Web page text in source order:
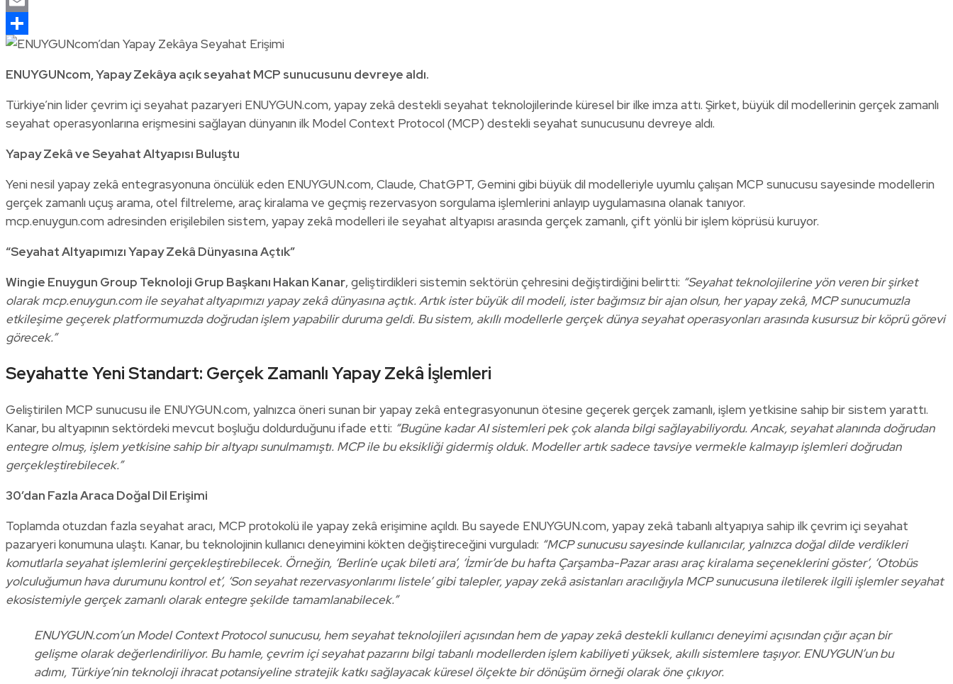
Email
Share
ENUYGUNcom,Yapay Zekâya açık seyahat MCP sunucusunu devreye aldı.
Türkiye’nin lider çevrim içi seyahat pazaryeri ENUYGUN.com, yapay zekâ destekli seyahat teknolojilerinde küresel bir ilke imza attı. Şirket, büyük dil modellerinin gerçek zamanlı
seyahat operasyonlarına erişmesini sağlayan dünyanın ilk Model Context Protocol (MCP) destekli seyahat sunucusunu devreye aldı.
Yapay Zekâ ve Seyahat Altyapısı Buluştu
Yeni nesil yapay zekâ entegrasyonuna öncülük eden ENUYGUN.com, Claude, ChatGPT, Gemini gibi büyük dil modelleriyle uyumlu çalışan MCP sunucusu sayesinde modellerin
gerçek zamanlı uçuş arama, otel filtreleme, araç kiralama ve geçmiş rezervasyon sorgulama işlemlerini anlayıp uygulamasına olanak tanıyor.
mcp.enuygun.com adresinden erişilebilen sistem, yapay zekâ modelleri ile seyahat altyapısı arasında gerçek zamanlı, çift yönlü bir işlem köprüsü kuruyor.
“Seyahat Altyapımızı Yapay Zekâ Dünyasına Açtık”
Wingie Enuygun Group Teknoloji Grup Başkanı Hakan Kanar, geliştirdikleri sistemin sektörün çehresini değiştirdiğini belirtti: “Seyahat teknolojilerine yön veren bir şirket
olarak mcp.enuygun.com ile seyahat altyapımızı yapay zekâ dünyasına açtık. Artık ister büyük dil modeli, ister bağımsız bir ajan olsun, her yapay zekâ, MCP sunucumuzla
etkileşime geçerek platformumuzda doğrudan işlem yapabilir duruma geldi. Bu sistem, akıllı modellerle gerçek dünya seyahat operasyonları arasında kusursuz bir köprü görevi
görecek.”
Seyahatte Yeni Standart: Gerçek Zamanlı Yapay Zekâ İşlemleri
Geliştirilen MCP sunucusu ile ENUYGUN.com, yalnızca öneri sunan bir yapay zekâ entegrasyonunun ötesine geçerek gerçek zamanlı, işlem yetkisine sahip bir sistem yarattı.
Kanar, bu altyapının sektördeki mevcut boşluğu doldurduğunu ifade etti: “Bugüne kadar AI sistemleri pek çok alanda bilgi sağlayabiliyordu. Ancak, seyahat alanında doğrudan
entegre olmuş, işlem yetkisine sahip bir altyapı sunulmamıştı. MCP ile bu eksikliği gidermiş olduk. Modeller artık sadece tavsiye vermekle kalmayıp işlemleri doğrudan
gerçekleştirebilecek.”
30’dan Fazla Araca Doğal Dil Erişimi
Toplamda otuzdan fazla seyahat aracı, MCP protokolü ile yapay zekâ erişimine açıldı. Bu sayede ENUYGUN.com, yapay zekâ tabanlı altyapıya sahip ilk çevrim içi seyahat
pazaryeri konumuna ulaştı. Kanar, bu teknolojinin kullanıcı deneyimini kökten değiştireceğini vurguladı: “MCP sunucusu sayesinde kullanıcılar, yalnızca doğal dilde verdikleri
komutlarla seyahat işlemlerini gerçekleştirebilecek. Örneğin, ‘Berlin’e uçak bileti ara’, ‘İzmir’de bu hafta Çarşamba-Pazar arası araç kiralama seçeneklerini göster’, ‘Otobüs
yolculuğumun hava durumunu kontrol et’, ‘Son seyahat rezervasyonlarımı listele’ gibi talepler, yapay zekâ asistanları aracılığıyla MCP sunucusuna iletilerek ilgili işlemler seyahat
ekosistemiyle gerçek zamanlı olarak entegre şekilde tamamlanabilecek.”
ENUYGUN.com’un Model Context Protocol sunucusu, hem seyahat teknolojileri açısından hem de yapay zekâ destekli kullanıcı deneyimi açısından çığır açan bir
gelişme olarak değerlendiriliyor. Bu hamle, çevrim içi seyahat pazarını bilgi tabanlı modellerden işlem kabiliyeti yüksek, akıllı sistemlere taşıyor. ENUYGUN’un bu
adımı, Türkiye’nin teknoloji ihracat potansiyeline stratejik katkı sağlayacak küresel ölçekte bir dönüşüm örneği olarak öne çıkıyor.